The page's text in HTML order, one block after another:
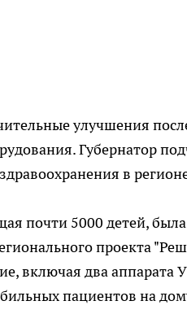
улучшения
Губернатор
в
почти 5000 детей,
проекта
включая два аппарата
пациентов на